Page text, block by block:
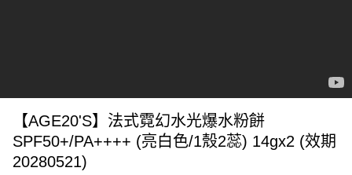
【AGE20'S】法式霓幻水光爆水粉餅
SPF50+/PA++++ (亮白色/1殼2蕊) 14gx2 (效期
20280521)